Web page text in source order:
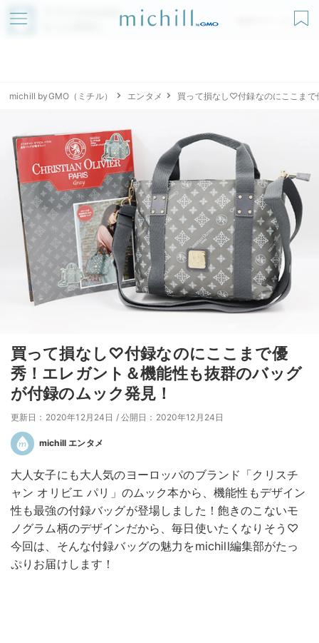
アプリでmichillが
無料ダウンロード
michill byGMO（ミチル） エンタメ 買って損なし♡付録なのにここまで
買って損なし♡付録なのにここまで優
秀！エレガント＆機能性も抜群のバッグ
が付録のムック発見！
更新日：2020年12月24日 / 公開日：2020年12月24日
michill エンタメ
大人女子にも大人気のヨーロッパのブランド「クリスチ
ャン オリビエ パリ」のムック本から、機能性もデザイン
性も最強の付録バッグが登場しました！飽きのこないモ
ノグラム柄のデザインだから、毎日使いたくなりそう♡
今回は、そんな付録バッグの魅力をmichill編集部がたっ
ぷりお届けします！